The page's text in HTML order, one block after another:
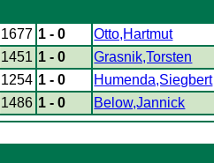
1677 1 - 0 Otto,Hartmut
1451 1 - 0 Grasnik,Torsten
1254 1 - 0 Humenda,Siegbert
1486 1 - 0 Below,Jannick